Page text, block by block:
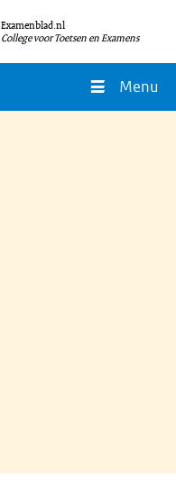
Examenblad.nl
College voor Toetsen en Examens
Menu